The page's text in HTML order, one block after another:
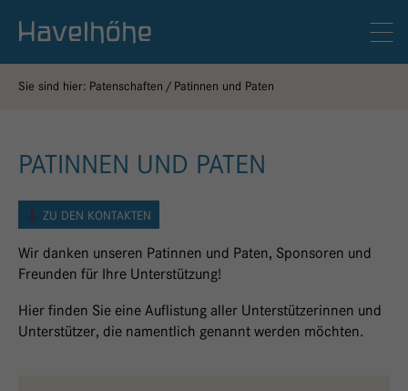
Sie sind hier: Patenschaften Patinnen und Paten
PATINNEN UND PATEN
ZU DEN KONTAKTEN
Wir danken unseren Patinnen und Paten, Sponsoren und
Freunden für Ihre Unterstützung!
Hier finden Sie eine Auflistung aller Unterstützerinnen und
Unterstützer, die namentlich genannt werden möchten.